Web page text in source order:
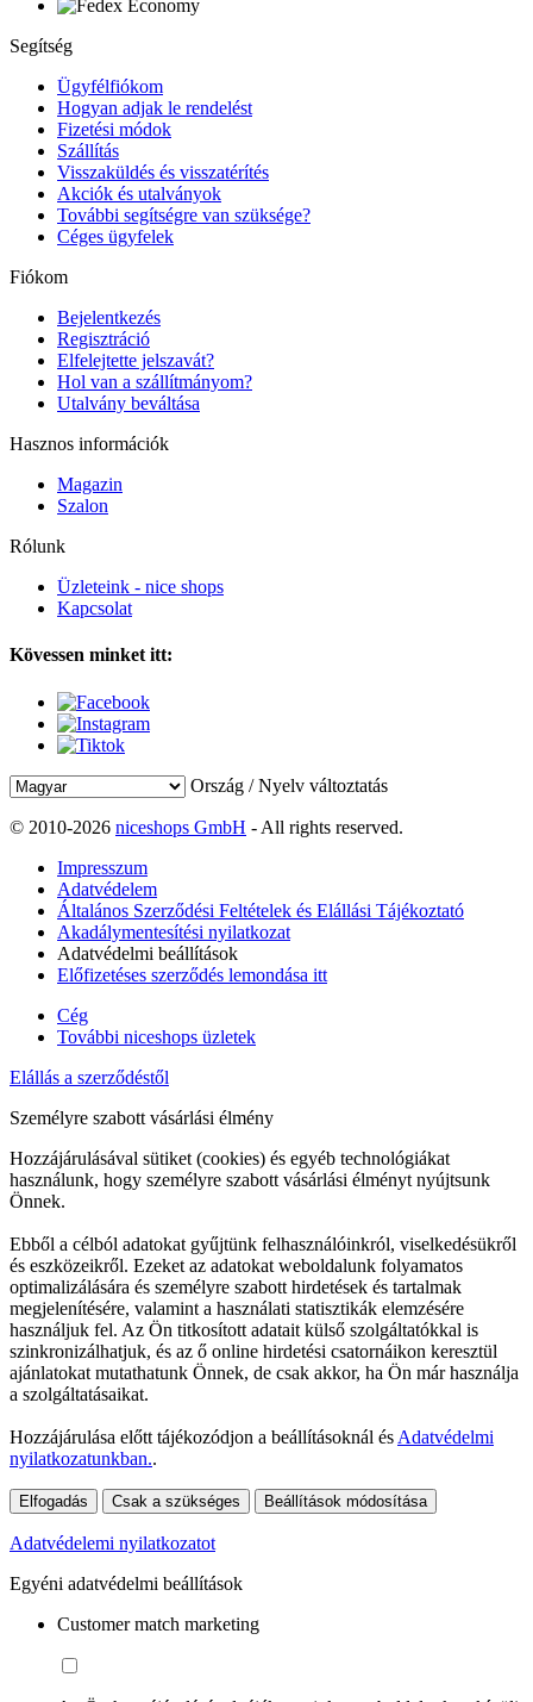
Segítség
Ügyfélfiókom
Hogyan adjak le rendelést
Fizetési módok
Szállítás
Visszaküldés és visszatérítés
Akciók és utalványok
További segítségre van szüksége?
Céges ügyfelek
Fiókom
Bejelentkezés
Regisztráció
Elfelejtette jelszavát?
Hol van a szállítmányom?
Utalvány beváltása
Hasznos információk
Magazin
Szalon
Rólunk
Üzleteink - nice shops
Kapcsolat
Kövessen minket itt:
Ország / Nyelv változtatás
© 2010-2026 niceshops GmbH - All rights reserved.
Impresszum
Adatvédelem
Általános Szerződési Feltételek és Elállási Tájékoztató
Akadálymentesítési nyilatkozat
Adatvédelmi beállítások
Előfizetéses szerződés lemondása itt
Cég
További niceshops üzletek
Elállás a szerződéstől
Személyre szabott vásárlási élmény
Hozzájárulásával sütiket (cookies) és egyéb technológiákat
használunk, hogy személyre szabott vásárlási élményt nyújtsunk
Önnek.
Ebből a célból adatokat gyűjtünk felhasználóinkról, viselkedésükről
és eszközeikről. Ezeket az adatokat weboldalunk folyamatos
optimalizálására és személyre szabott hirdetések és tartalmak
megjelenítésére, valamint a használati statisztikák elemzésére
használjuk fel. Az Ön titkosított adatait külső szolgáltatókkal is
szinkronizálhatjuk, és az ő online hirdetési csatornáikon keresztül
ajánlatokat mutathatunk Önnek, de csak akkor, ha Ön már használja
a szolgáltatásaikat.
Hozzájárulása előtt tájékozódjon a beállításoknál és Adatvédelmi
nyilatkozatunkban..
Elfogadás Csak a szükséges Beállítások módosítása
Adatvédelemi nyilatkozatot
Egyéni adatvédelmi beállítások
Customer match marketing